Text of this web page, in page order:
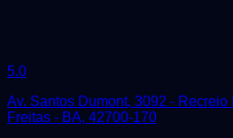
5.0
Av. Santos Dumont, 3092 - Recreio
Freitas - BA, 42700-170